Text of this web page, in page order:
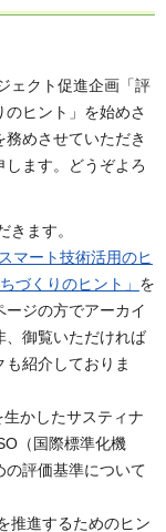
ェクト促進企画「評
ヒント」を始めさ
めさせていただき
します。どうぞよろ
ます。
スマート技術活用のヒ
づくりのヒント」 を
ジの方でアーカイ
、御覧いただければ
紹介しておりま
かしたサスティナ
（国際標準化機
評価基準について
推進するためのヒン